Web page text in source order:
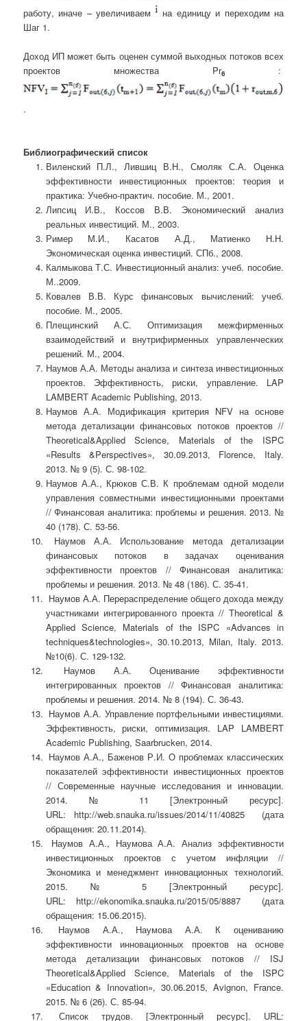
работу, иначе – увеличиваем
на единицу и переходим на
Шаг 1.
Доход ИП может быть оценен суммой выходных потоков всех
проектов множества Pr6 :
.
Библиографический список
Виленский П.Л., Лившиц В.Н., Смоляк С.А. Оценка
эффективности инвестиционных проектов: теория и
практика: Учебно-практич. пособие. М., 2001.
Липсиц И.В., Коссов В.В. Экономический анализ
реальных инвестиций. М., 2003.
Ример М.И., Касатов А.Д., Матиенко Н.Н.
Экономическая оценка инвестиций. СПб., 2008.
Калмыкова Т.С. Инвестиционный анализ: учеб. пособие.
М..2009.
Ковалев В.В. Курс финансовых вычислений: учеб.
пособие. М., 2005.
Плещинский А.С. Оптимизация межфирменных
взаимодействий и внутрифирменных управленческих
решений. М., 2004.
Наумов А.А. Методы анализа и синтеза инвестиционных
проектов. Эффективность, риски, управление. LAP
LAMBERT Academic Publishing, 2013.
Наумов А.А. Модификация критерия NFV на основе
метода детализации финансовых потоков проектов //
Theoretical&Applied Science, Materials of the ISPC
«Results &Perspectives», 30.09.2013, Florence, Italy.
2013. № 9 (5). С. 98-102.
Наумов А.А., Крюков С.В. К проблемам одной модели
управления совместными инвестиционными проектами
// Финансовая аналитика: проблемы и решения. 2013. №
40 (178). С. 53-56.
Наумов А.А. Использование метода детализации
финансовых потоков в задачах оценивания
эффективности проектов // Финансовая аналитика:
проблемы и решения. 2013. № 48 (186). С. 35-41.
Наумов А.А. Перераспределение общего дохода между
участниками интегрированного проекта // Theoretical &
Applied Science, Materials of the ISPC «Advances in
techniques&technologies», 30.10.2013, Milan, Italy. 2013.
№10(6). С. 129-132.
Наумов А.А. Оценивание эффективности
интегрированных проектов // Финансовая аналитика:
проблемы и решения. 2014. № 8 (194). С. 36-43.
Наумов А.А. Управление портфельными инвестициями.
Эффективность, риски, оптимизация. LAP LAMBERT
Academic Publishing, Saarbrucken, 2014.
Наумов А.А., Баженов Р.И. О проблемах классических
показателей эффективности инвестиционных проектов
// Современные научные исследования и инновации.
2014. № 11 [Электронный ресурс].
URL: http://web.snauka.ru/issues/2014/11/40825 (дата
обращения: 20.11.2014).
Наумов А.А., Наумова А.А. Анализ эффективности
инвестиционных проектов с учетом инфляции //
Экономика и менеджмент инновационных технологий.
2015. № 5 [Электронный ресурс].
URL: http://ekonomika.snauka.ru/2015/05/8887 (дата
обращения: 15.06.2015).
Наумов А.А., Наумова А.А. К оцениванию
эффективности инновационных проектов на основе
метода детализации финансовых потоков // ISJ
Theoretical&Applied Science, Materials of the ISPC
«Education & Innovation», 30.06.2015, Avignon, France.
2015. № 6 (26). С. 85-94.
Список трудов. [Электронный ресурс]. URL: